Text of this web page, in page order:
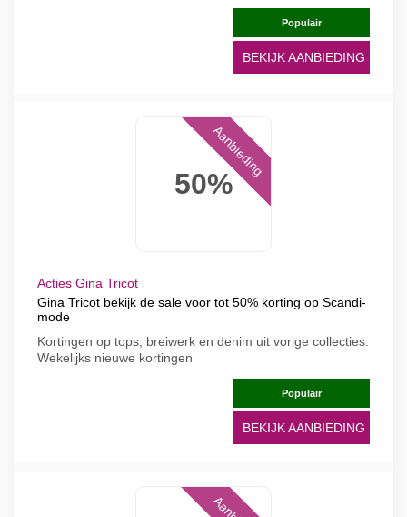
Populair
BEKIJK AANBIEDING
50%
Aanbieding
Acties Gina Tricot
Gina Tricot bekijk de sale voor tot 50% korting op Scandi-
mode
Kortingen op tops, breiwerk en denim uit vorige collecties.
Wekelijks nieuwe kortingen
Populair
BEKIJK AANBIEDING